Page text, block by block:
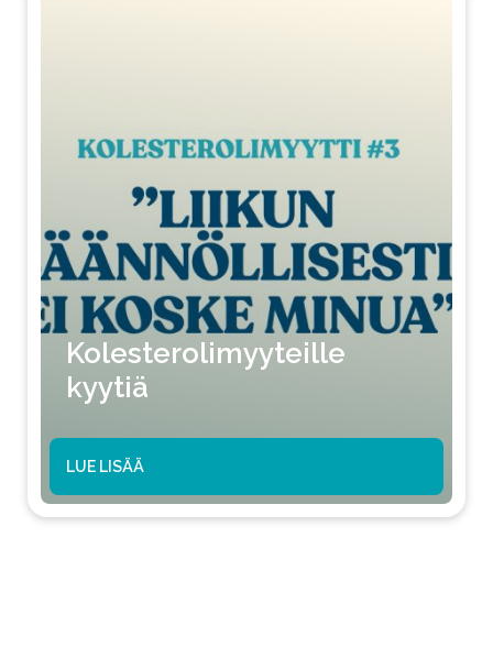
Kolesterolimyyteille
kyytiä
LUE LISÄÄ